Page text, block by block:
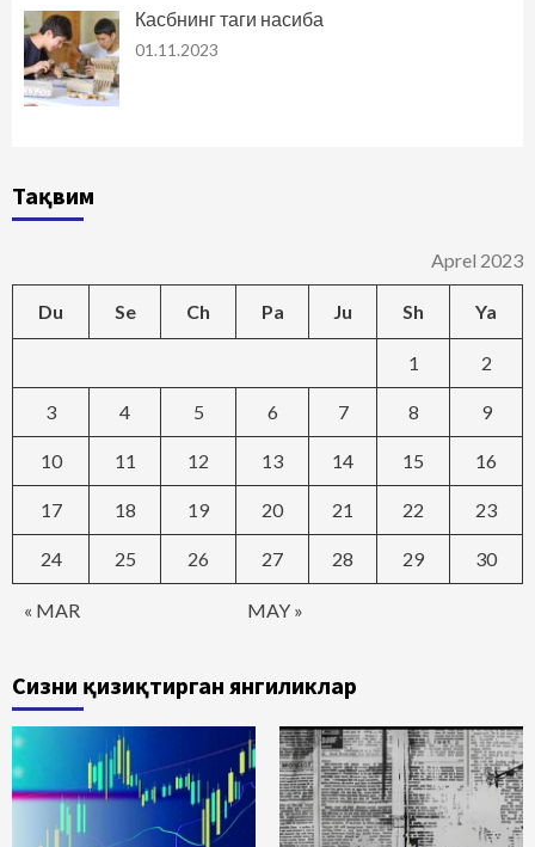
Касбнинг таги насиба
01.11.2023
Тақвим
Aprel 2023
Du Se Ch Pa Ju Sh Ya
« MAR MAY »
1 2
3 4 5 6 7 8 9
10 11 12 13 14 15 16
17 18 19 20 21 22 23
24 25 26 27 28 29 30
Сизни қизиқтирган янгиликлар